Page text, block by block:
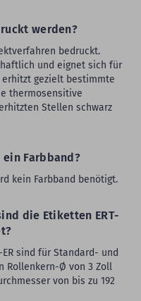
werden?
bedruckt.
und eignet sich für
erhitzt gezielt bestimmte
thermosensitive
Stellen schwarz
Farbband?
kein Farbband benötigt.
die Etiketten ERT-
ER sind für Standard- und
Rollenkern-Ø von 3 Zoll
von bis zu 192